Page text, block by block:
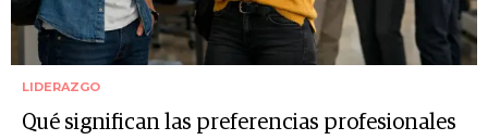
LIDERAZGO
Qué significan las preferencias profesionales